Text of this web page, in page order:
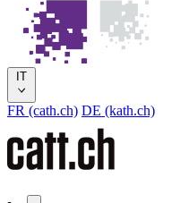
IT
FR (cath.ch) DE (kath.ch)